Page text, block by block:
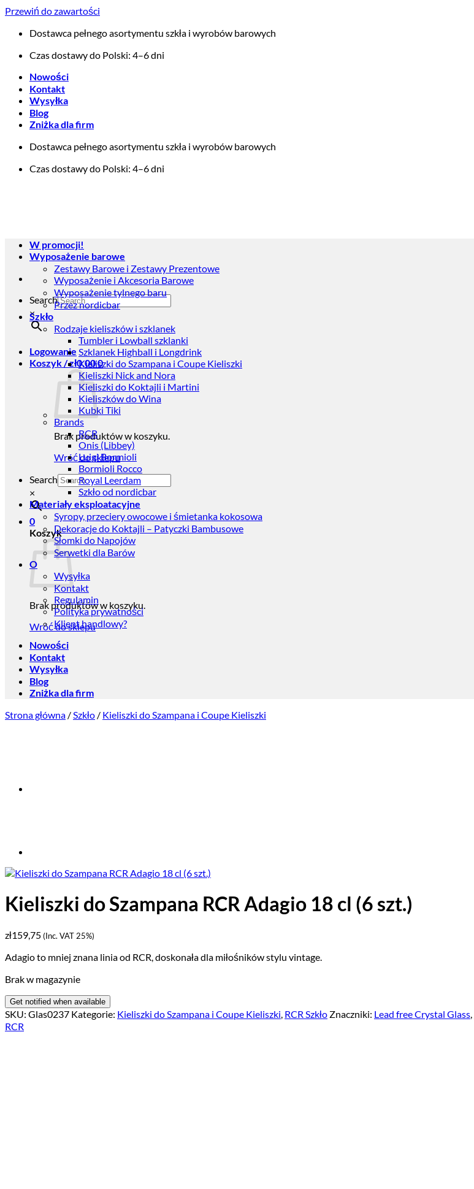
Przewiń do zawartości
Dostawca pełnego asortymentu szkła i wyrobów barowych
Czas dostawy do Polski: 4–6 dni
Nowości
Kontakt
Wysyłka
Blog
Zniżka dla firm
Dostawca pełnego asortymentu szkła i wyrobów barowych
Czas dostawy do Polski: 4–6 dni
Search
×
Logowanie
Koszyk /zł0,000
Brak produktów w koszyku.
Wróć do sklepu
Search
×
0
Koszyk
Brak produktów w koszyku.
Wróć do sklepu
W promocji!
Wyposażenie barowe
Zestawy Barowe i Zestawy Prezentowe
Wyposażenie i Akcesoria Barowe
Wyposażenie tylnego baru
Przez nordicbar
Szkło
Rodzaje kieliszków i szklanek
Tumbler i Lowball szklanki
Szklanek Highball i Longdrink
Kieliszki do Szampana i Coupe Kieliszki
Kieliszki Nick and Nora
Kieliszki do Koktajli i Martini
Kieliszków do Wina
Kubki Tiki
Brands
RCR
Onis (Libbey)
Luigi Bormioli
Bormioli Rocco
Royal Leerdam
Szkło od nordicbar
Materiały eksploatacyjne
Syropy, przeciery owocowe i śmietanka kokosowa
Dekoracje do Koktajli – Patyczki Bambusowe
Słomki do Napojów
Serwetki dla Barów
O
Wysyłka
Kontakt
Regulamin
Polityka prywatności
Klient handlowy?
Nowości
Kontakt
Wysyłka
Blog
Zniżka dla firm
Strona główna /Szkło / Kieliszki do Szampana i Coupe Kieliszki
Kieliszki do Szampana RCR Adagio 18 cl (6 szt.)
zł159,75(Inc. VAT 25%)
Adagio to mniej znana linia od RCR, doskonała dla miłośników stylu vintage.
Brak w magazynie
SKU: Glas0237 Kategorie: Kieliszki do Szampana i Coupe Kieliszki, RCR Szkło Znaczniki: Lead free Crystal Glass,
RCR